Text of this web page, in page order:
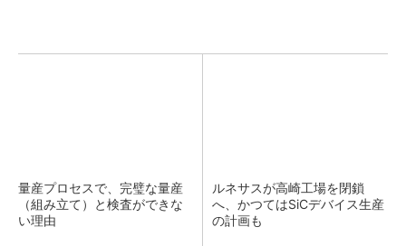
量産プロセスで、完璧な量産
（組み立て）と検査ができな
い理由
ルネサスが高崎工場を閉鎖
へ、かつてはSiCデバイス生産
の計画も